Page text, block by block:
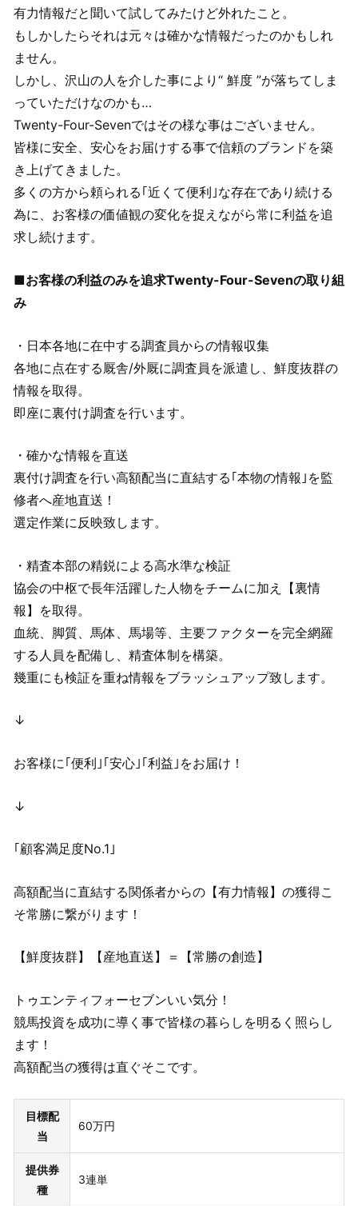
有力情報だと聞いて試してみたけど外れたこと。
もしかしたらそれは元々は確かな情報だったのかもしれ
ません。
しかし、沢山の人を介した事により“ 鮮度 ”が落ちてしま
っていただけなのかも…
Twenty-Four-Sevenではその様な事はございません。
皆様に安全、安心をお届けする事で信頼のブランドを築
き上げてきました。
多くの方から頼られる｢近くて便利｣な存在であり続ける
為に、お客様の価値観の変化を捉えながら常に利益を追
求し続けます。
■お客様の利益のみを追求Twenty-Four-Sevenの取り組
み
・日本各地に在中する調査員からの情報収集
各地に点在する厩舎/外厩に調査員を派遣し、鮮度抜群の
情報を取得。
即座に裏付け調査を行います。
・確かな情報を直送
裏付け調査を行い高額配当に直結する｢本物の情報｣を監
修者へ産地直送！
選定作業に反映致します。
・精査本部の精鋭による高水準な検証
協会の中枢で長年活躍した人物をチームに加え【裏情
報】を取得。
血統、脚質、馬体、馬場等、主要ファクターを完全網羅
する人員を配備し、精査体制を構築。
幾重にも検証を重ね情報をブラッシュアップ致します。
↓
お客様に｢便利｣｢安心｣｢利益｣をお届け！
↓
｢顧客満足度No.1｣
高額配当に直結する関係者からの【有力情報】の獲得こ
そ常勝に繋がります！
【鮮度抜群】【産地直送】＝【常勝の創造】
トゥエンティフォーセブンいい気分！
競馬投資を成功に導く事で皆様の暮らしを明るく照らし
ます！
高額配当の獲得は直ぐそこです。
目標配
当
60万円
提供券
種
3連単